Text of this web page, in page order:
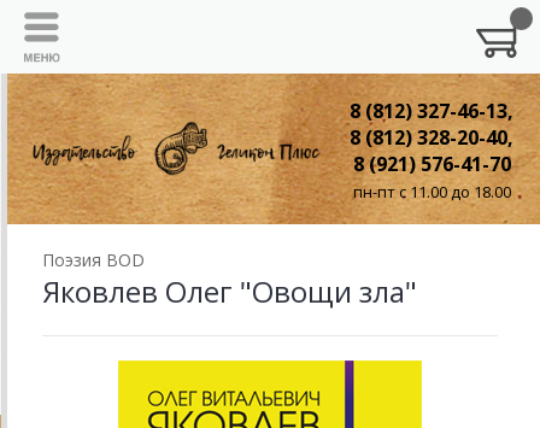
8 (812) 327-46-13,
8 (812) 328-20-40,
8 (921) 576-41-70
пн-пт с 11.00 до 18.00
Поэзия BOD
Яковлев Олег "Овощи зла"